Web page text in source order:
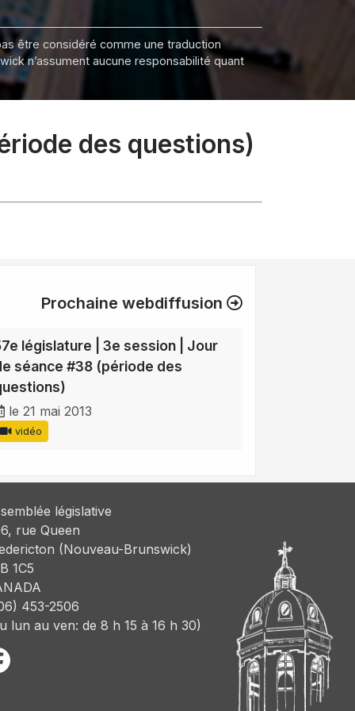
être considéré comme une traduction
n’assument aucune responsabilité quant
des questions)
Prochaine webdiffusion
législature | 3e session | Jour
séance #38 (période des
le 21 mai 2013
vidéo
législative
rue Queen
(Nouveau-Brunswick)
1C5
453-2506
lun au ven: de 8 h 15 à 16 h 30)